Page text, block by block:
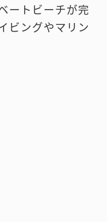
ートビーチが完
ビングやマリン